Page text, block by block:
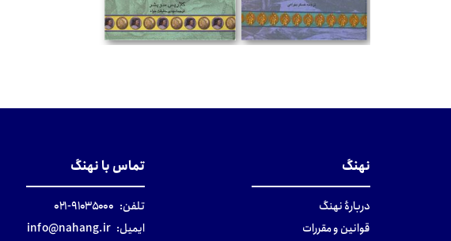
نهنگ
دربارهٔ نهنگ
قوانین و مقررات
تماس با نهنگ
تلفن: ۹۱۰۳۵۰۰۰-۰۲۱
ایمیل: info@nahang.ir